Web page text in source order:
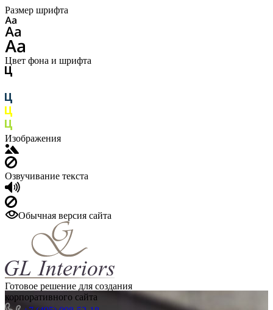
Размер шрифта
Цвет фона и шрифта
Изображения
Озвучивание текста
Обычная версия сайта
Готовое решение для создания
корпоративного сайта